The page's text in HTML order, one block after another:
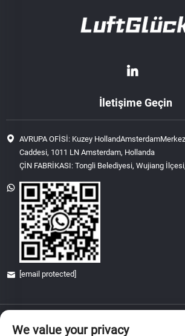
İletişime Geçin
AVRUPA OFİSİ: Kuzey
Caddesi, 1011 LN Amsterdam, Hollanda
ÇİN FABRİKASI: Tongli Belediyesi, Wujiang
[email protected]
Tüm hakları saklıdır.
We value your privacy